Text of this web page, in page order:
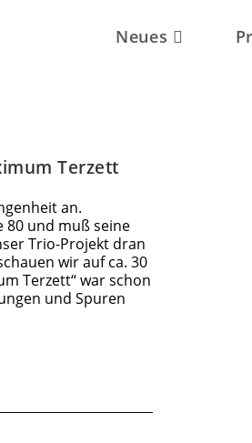
Neues
Terzett
an.
80 und muß seine
Trio-Projekt dran
wir auf ca. 30
Terzett“ war schon
und Spuren